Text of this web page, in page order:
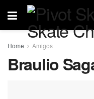
Home Amigos
Braulio